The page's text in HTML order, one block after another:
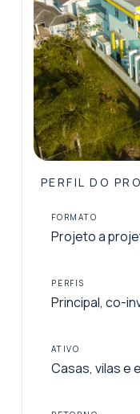
PERFIL DO
FORMATO
Projeto a
PERFIS
Principal, co-
ATIVO
Casas, vilas e